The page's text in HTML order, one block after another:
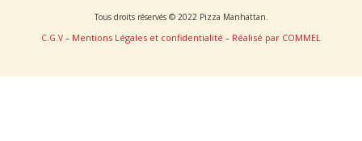
Tous droits réservés © 2022 Pizza Manhattan.
C.G.V – Mentions Légales et confidentialité – Réalisé par COMMEL